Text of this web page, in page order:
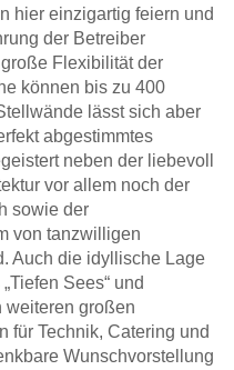
hier einzigartig feiern und
der Betreiber
Flexibilität der
können bis zu 400
lässt sich aber
abgestimmtes
neben der liebevoll
vor allem noch der
sowie der
von tanzwilligen
Auch die idyllische Lage
Sees“ und
weiteren großen
für Technik, Catering und
Wunschvorstellung